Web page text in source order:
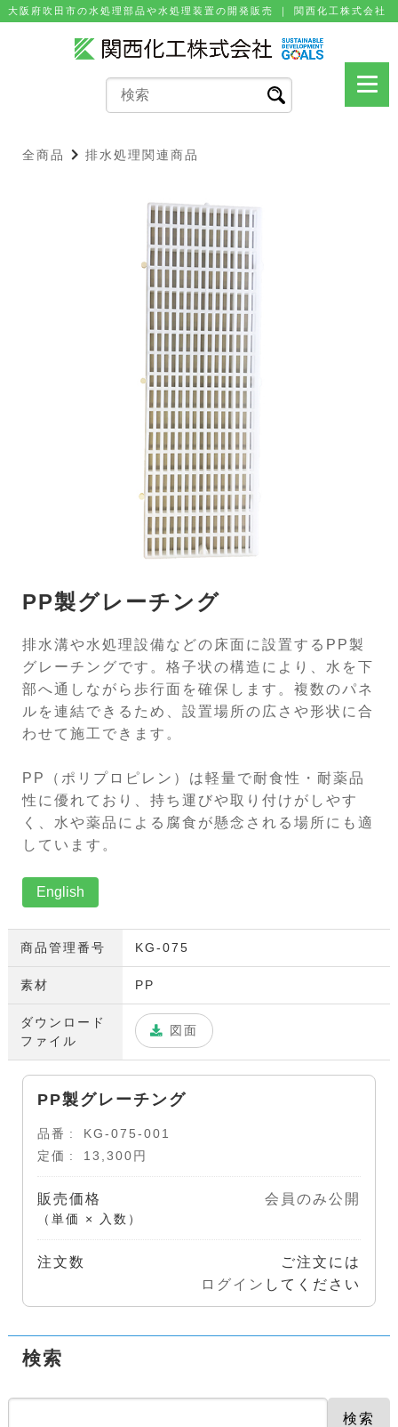
⼤阪府吹⽥市の⽔処理部品や⽔処理装置の開発販売 ｜ 関⻄化⼯株式会社
全商品 排水処理関連商品
PP製グレーチング
排水溝や水処理設備などの床面に設置するPP製
グレーチングです。格子状の構造により、水を下
部へ通しながら歩行面を確保します。複数のパネ
ルを連結できるため、設置場所の広さや形状に合
わせて施工できます。
PP（ポリプロピレン）は軽量で耐食性・耐薬品
性に優れており、持ち運びや取り付けがしやす
く、水や薬品による腐食が懸念される場所にも適
しています。
English
商品管理番号 KG-075
素材 PP
ダウンロード
ファイル
図面
PP製グレーチング
品番
KG-075-001
定価
13,300円
販売価格
（単価 × 入数）
会員のみ公開
注文数
ご注文には
ログイン してください
検索
検索